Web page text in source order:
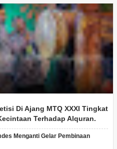
Di Ajang MTQ XXXI Tingkat
Terhadap Alquran.
Menganti Gelar Pembinaan